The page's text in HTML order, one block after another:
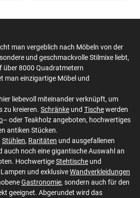
man vergeblich nach Möbeln von der
und geschmackvolle Stilmixe liebt,
über 8000 Quadratmetern
man einzigartige Möbel und
liebevoll miteinander verknüpft, um
zu kreieren. Schränke und Tischewerden
– oder Teakholz angeboten, hochwertiges
antiken Stücken.
Stühlen, Raritäten und ausgefallenen
auch noch eine gigantische Auswahl an
HochwertigeStehtische und
und exklusiveWandverkleidungen
Gastronomie, sondern auch für den
geeignet. Abgerundet wird das